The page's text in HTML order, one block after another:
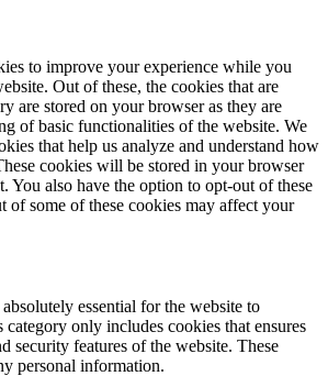
to improve your experience while you
Out of these, the cookies that are
are stored on your browser as they are
of basic functionalities of the website. We
that help us analyze and understand how
cookies will be stored in your browser
You also have the option to opt-out of these
of some of these cookies may affect your
essential for the website to
only includes cookies that ensures
security features of the website. These
personal information.